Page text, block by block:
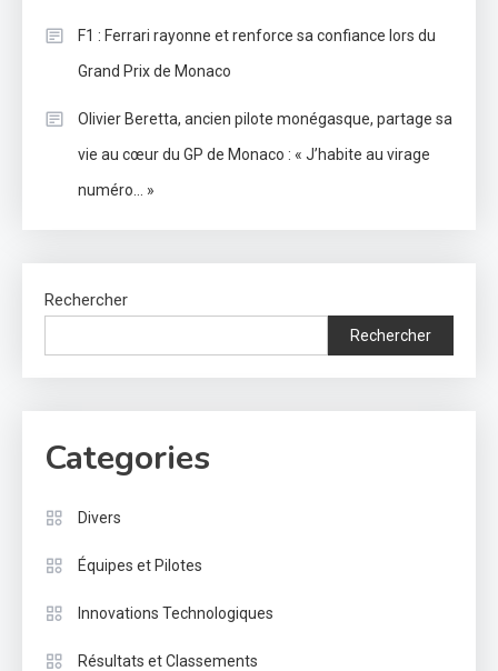
F1 : Ferrari rayonne et renforce sa confiance lors du
Grand Prix de Monaco
Olivier Beretta, ancien pilote monégasque, partage sa
vie au cœur du GP de Monaco : « J’habite au virage
numéro… »
Rechercher
Rechercher
Categories
Divers
Équipes et Pilotes
Innovations Technologiques
Résultats et Classements